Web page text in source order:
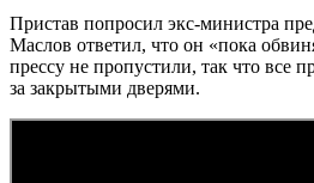
Пристав попросил экс-министра
Маслов ответил, что он «пока
прессу не пропустили, так что все
за закрытыми дверями.